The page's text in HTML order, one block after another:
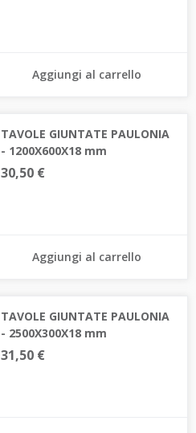
Aggiungi al carrello
TAVOLE GIUNTATE PAULONIA
- 1200X600X18 mm
30,50 €
Aggiungi al carrello
TAVOLE GIUNTATE PAULONIA
- 2500X300X18 mm
31,50 €